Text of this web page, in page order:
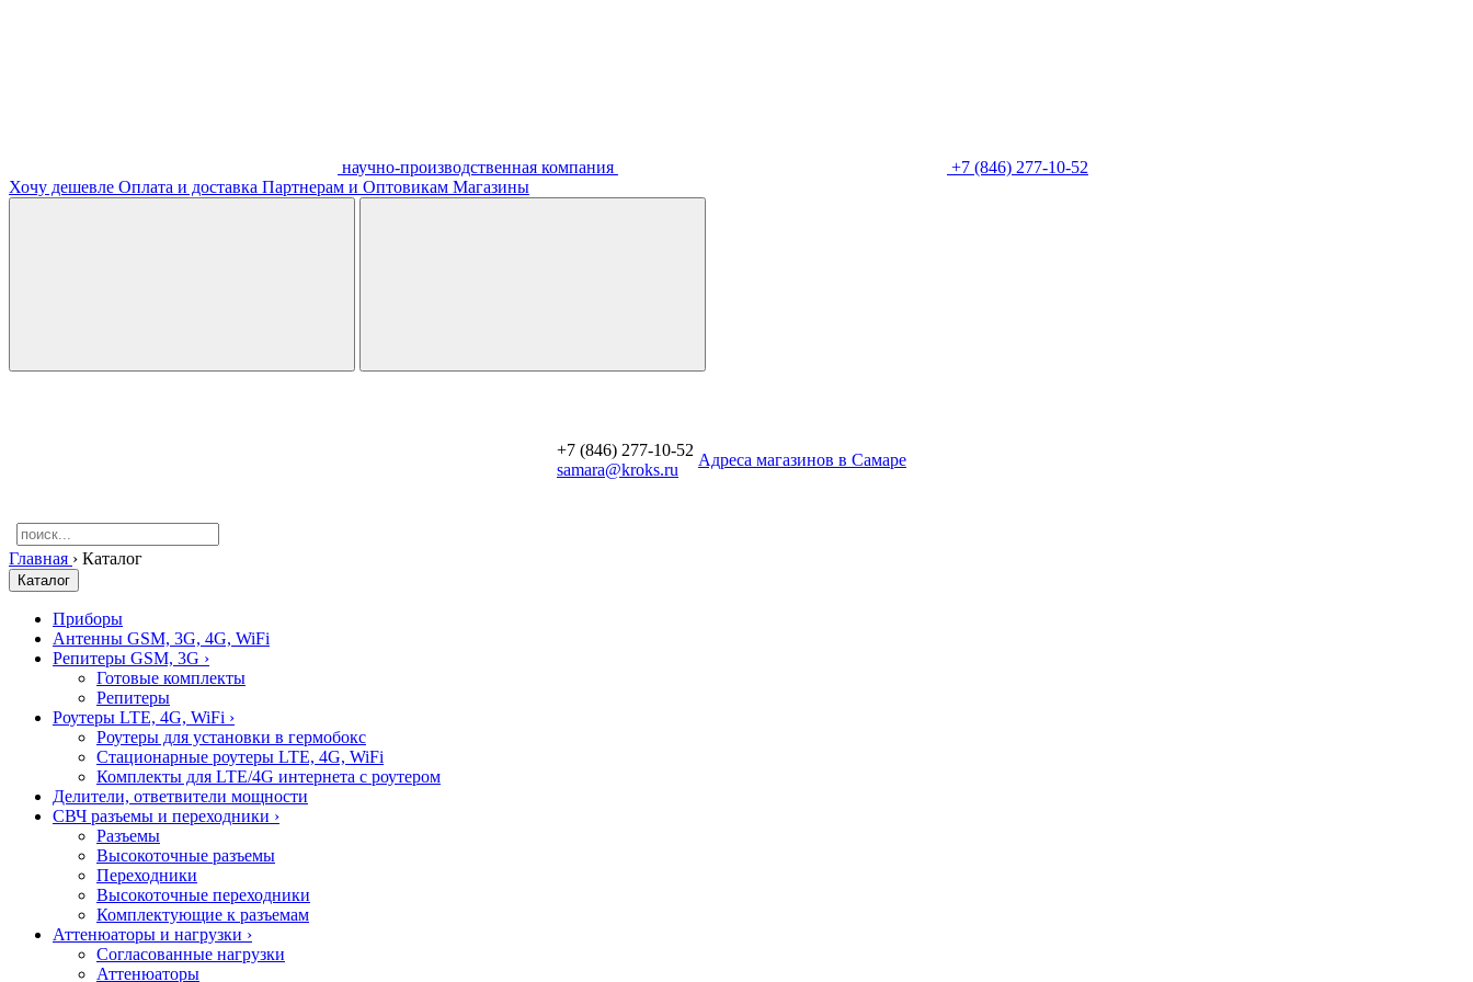
научно-производственная компания
+7 (846) 277-10-52
Хочу дешевле Оплата и доставка Партнерам и Оптовикам Магазины
+7 (846) 277-10-52
samara@kroks.ru
Aдреса магазинов в Самаре
Главная › Каталог
Каталог
Приборы
Антенны GSM, 3G, 4G, WiFi
Репитеры GSM, 3G ›
Готовые комплекты
Репитеры
Роутеры LTE, 4G, WiFi ›
Роутеры для установки в гермобокс
Стационарные роутеры LTE, 4G, WiFi
Комплекты для LTE/4G интернета с роутером
Делители, ответвители мощности
СВЧ разъемы и переходники ›
Разъемы
Высокоточные разъемы
Переходники
Высокоточные переходники
Комплектующие к разъемам
Аттенюаторы и нагрузки ›
Согласованные нагрузки
Аттенюаторы